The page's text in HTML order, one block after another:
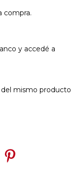
compra.
y accedé a
mismo producto